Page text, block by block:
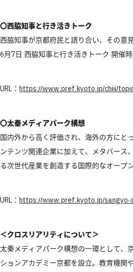
〇西脇知事と行き活きトーク
西脇知事が京都府民と語り合い、その意
6月7日 西脇知事と行き活きトーク 開催
URL： https://www.pref.kyoto.jp/chiji/
〇太秦メディアパーク構想
国内外から高く評価され、海外の方にと
ンテンツ関連企業に加えて、メタバース
る次世代産業を創造する国際的なオープ
URL： https://www.pref.kyoto.jp/sangyo-
＜クロスリアリティについて＞
太秦メディアパーク構想の一環として、
ションアカデミー京都を設立。教育機関